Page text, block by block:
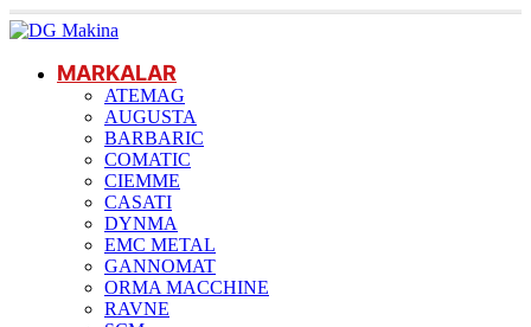
MARKALAR
ATEMAG
AUGUSTA
BARBARIC
COMATIC
CIEMME
CASATI
DYNMA
EMC METAL
GANNOMAT
ORMA MACCHINE
RAVNE